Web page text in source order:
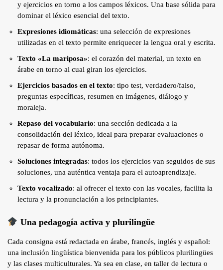
y ejercicios en torno a los campos léxicos. Una base sólida para
dominar el léxico esencial del texto.
Expresiones idiomáticas: una selección de expresiones
utilizadas en el texto permite enriquecer la lengua oral y escrita.
Texto «La mariposa»: el corazón del material, un texto en
árabe en torno al cual giran los ejercicios.
Ejercicios basados en el texto: tipo test, verdadero/falso,
preguntas específicas, resumen en imágenes, diálogo y
moraleja.
Repaso del vocabulario: una sección dedicada a la
consolidación del léxico, ideal para preparar evaluaciones o
repasar de forma autónoma.
Soluciones integradas: todos los ejercicios van seguidos de sus
soluciones, una auténtica ventaja para el autoaprendizaje.
Texto vocalizado: al ofrecer el texto con las vocales, facilita la
lectura y la pronunciación a los principiantes.
Una pedagogía activa y plurilingüe
Cada consigna está redactada en árabe, francés, inglés y español:
una inclusión lingüística bienvenida para los públicos plurilingües
y las clases multiculturales. Ya sea en clase, en taller de lectura o